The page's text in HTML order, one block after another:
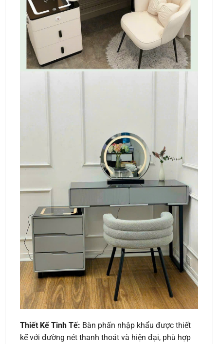
Thiết Kế Tinh Tế: Bàn phấn nhập khẩu được thiết
kế với đường nét thanh thoát và hiện đại, phù hợp